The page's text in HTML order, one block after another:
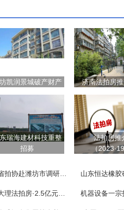
凯润景城破产财产 济南法拍房推
瑞海建材科技重整
招募
法拍房推
（2023·19